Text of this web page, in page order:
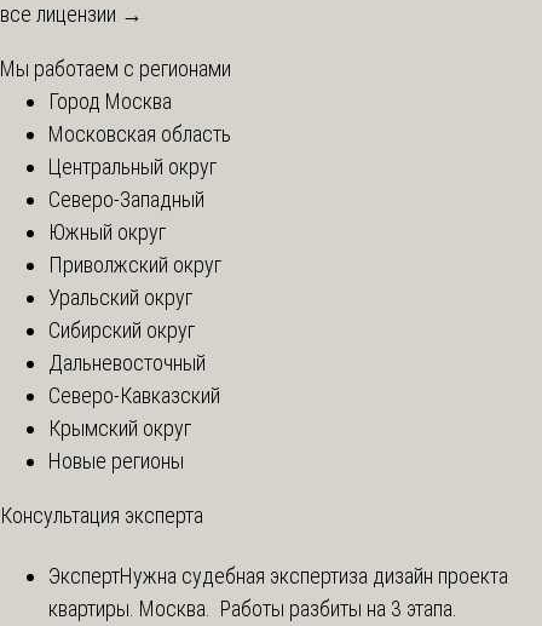
все лицензии →
Мы работаем с регионами
Город Москва
Московская область
Центральный округ
Северо-Западный
Южный округ
Приволжский округ
Уральский округ
Сибирский округ
Дальневосточный
Северо-Кавказский
Крымский округ
Новые регионы
Консультация эксперта
ЭкспертНужна судебная экспертиза дизайн проекта
квартиры. Москва. Работы разбиты на 3 этапа.